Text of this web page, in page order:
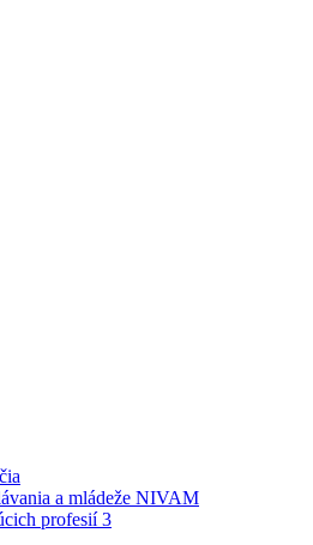
a mládeže NIVAM
profesií 3